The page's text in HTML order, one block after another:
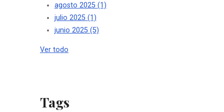
agosto 2025 (1)
julio 2025 (1)
junio 2025 (5)
Ver todo
Tags